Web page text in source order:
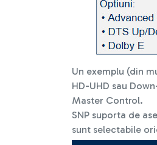
Un exemplu (din
HD-UHD sau
Master Control.
SNP suporta de
sunt selectabile